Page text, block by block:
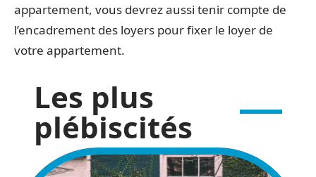
appartement, vous devrez aussi tenir compte de
l’encadrement des loyers pour fixer le loyer de
votre appartement.
Les plus
plébiscités